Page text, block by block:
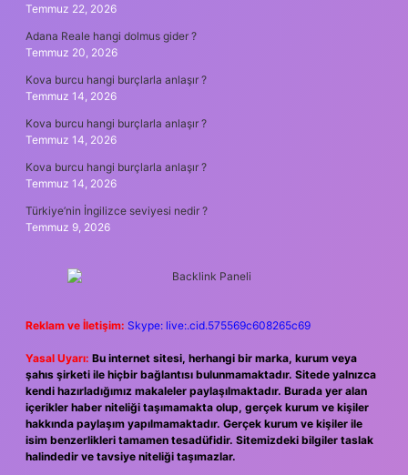
Temmuz 22, 2026
Adana Reale hangi dolmus gider ?
Temmuz 20, 2026
Kova burcu hangi burçlarla anlaşır ?
Temmuz 14, 2026
Kova burcu hangi burçlarla anlaşır ?
Temmuz 14, 2026
Kova burcu hangi burçlarla anlaşır ?
Temmuz 14, 2026
Türkiye’nin İngilizce seviyesi nedir ?
Temmuz 9, 2026
Reklam ve İletişim: Skype: live:.cid.575569c608265c69
Yasal Uyarı: Bu internet sitesi, herhangi bir marka, kurum veya
şahıs şirketi ile hiçbir bağlantısı bulunmamaktadır. Sitede yalnızca
kendi hazırladığımız makaleler paylaşılmaktadır. Burada yer alan
içerikler haber niteliği taşımamakta olup, gerçek kurum ve kişiler
hakkında paylaşım yapılmamaktadır. Gerçek kurum ve kişiler ile
isim benzerlikleri tamamen tesadüfidir. Sitemizdeki bilgiler taslak
halindedir ve tavsiye niteliği taşımazlar.